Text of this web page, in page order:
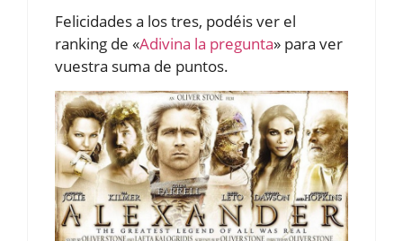
Felicidades a los tres, podéis ver el
ranking de «Adivina la pregunta» para ver
vuestra suma de puntos.